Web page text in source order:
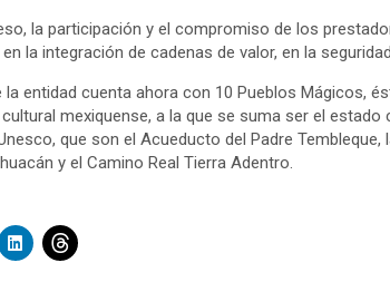
la participación y el compromiso de los
la integración de cadenas de valor, en la
la entidad cuenta ahora con 10 Pueblos Mágicos,
mexiquense, a la que se suma ser el
que son el Acueducto del Padre
y el Camino Real Tierra Adentro.